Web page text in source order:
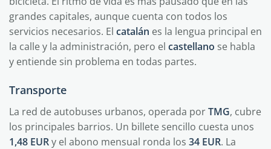
grandes capitales, aunque cuenta con todos los
servicios necesarios. El catalán es la lengua principal en
la calle y la administración, pero el castellano se habla
y entiende sin problema en todas partes.
Transporte
La red de autobuses urbanos, operada porTMG, cubre
los principales barrios. Un billete sencillo cuesta unos
1,48 EURy el abono mensual ronda los 34 EUR. La